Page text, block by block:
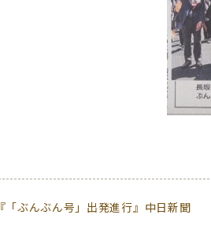
『「ぶんぶん号」出発進行』中日新聞